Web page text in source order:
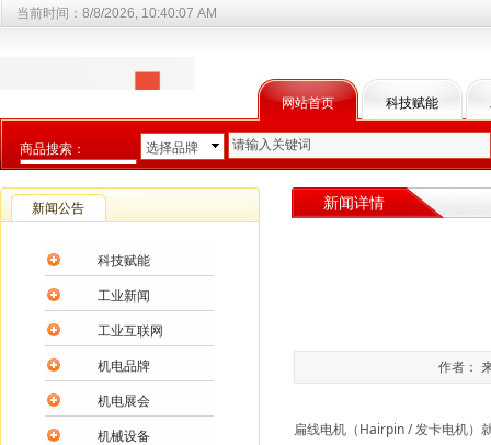
网站首页 科技赋能
当前时间： 8/8/2026, 10:40:07 AM
商品搜索：
选择商品分类
选择品牌
作者：
扁线电机（Hairpin / 发卡电机）
新闻公告
科技赋能
工业新闻
工业互联网
机电品牌
机电展会
机械设备
新闻详情